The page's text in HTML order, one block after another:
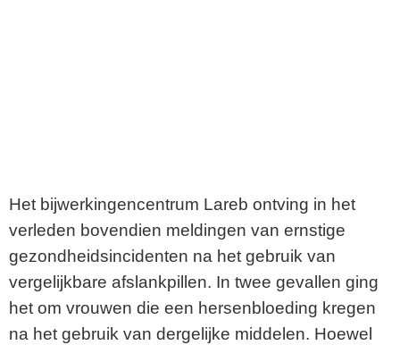
Het bijwerkingencentrum Lareb ontving in het
verleden bovendien meldingen van ernstige
gezondheidsincidenten na het gebruik van
vergelijkbare afslankpillen. In twee gevallen ging
het om vrouwen die een hersenbloeding kregen
na het gebruik van dergelijke middelen. Hoewel